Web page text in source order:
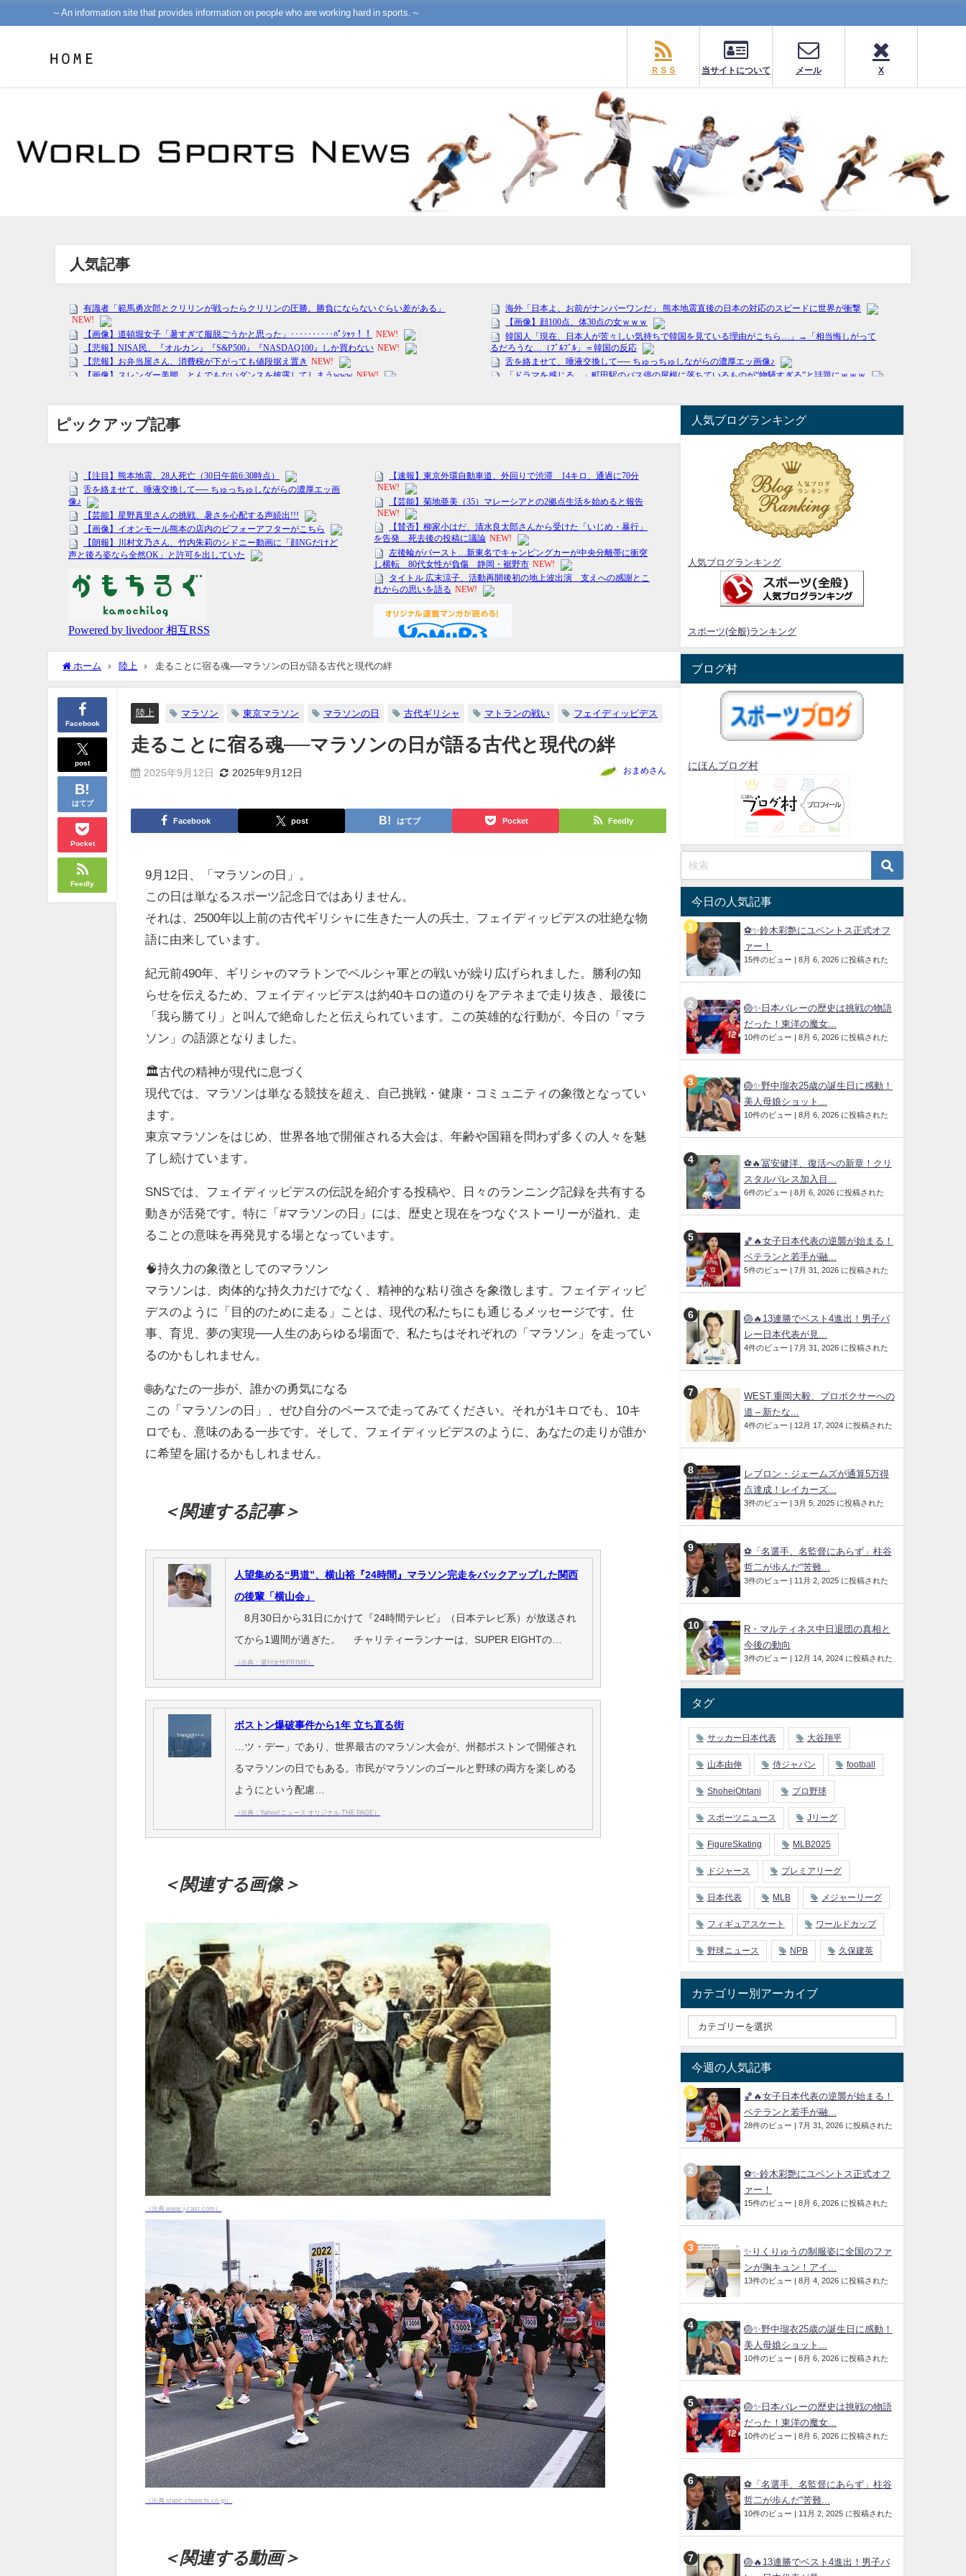
～An information site that provides information on people who are working hard in sports.～
ＲＳＳ 当サイトについて メール X
人気記事
ピックアップ記事
ホーム 陸上 走ることに宿る魂──マラソンの日が語る古代と現代の絆
Facebook
post
はてブ
Pocket
Feedly
陸上 マラソン 東京マラソン マラソンの日 古代ギリシャ マトランの戦い フェイディッピデス
走ることに宿る魂──マラソンの日が語る古代と現代の絆
2025年9月12日 2025年9月12日 おまめさん
Facebook post はてブ Pocket Feedly
9月12日、「マラソンの日」。
この日は単なるスポーツ記念日ではありません。
それは、2500年以上前の古代ギリシャに生きた一人の兵士、フェイディッピデスの壮絶な物
語に由来しています。
紀元前490年、ギリシャのマラトンでペルシャ軍との戦いが繰り広げられました。勝利の知
らせを伝えるため、フェイディッピデスは約40キロの道のりをアテネまで走り抜き、最後に
「我ら勝てり」と叫んで絶命したと伝えられています。この英雄的な行動が、今日の「マラ
ソン」の語源となりました。
🏛️古代の精神が現代に息づく
現代では、マラソンは単なる競技を超え、自己挑戦・健康・コミュニティの象徴となってい
ます。
東京マラソンをはじめ、世界各地で開催される大会は、年齢や国籍を問わず多くの人々を魅
了し続けています。
SNSでは、フェイディッピデスの伝説を紹介する投稿や、日々のランニング記録を共有する
動きが活発です。特に「#マラソンの日」には、歴史と現在をつなぐストーリーが溢れ、走
ることの意味を再発見する場となっています。
🧠持久力の象徴としてのマラソン
マラソンは、肉体的な持久力だけでなく、精神的な粘り強さを象徴します。フェイディッピ
デスのように「目的のために走る」ことは、現代の私たちにも通じるメッセージです。仕
事、育児、夢の実現──人生のあらゆる場面で、私たちはそれぞれの「マラソン」を走ってい
るのかもしれません。
🌐あなたの一歩が、誰かの勇気になる
この「マラソンの日」、ぜひ自分のペースで走ってみてください。それが1キロでも、10キ
ロでも、意味のある一歩です。そして、フェイディッピデスのように、あなたの走りが誰か
に希望を届けるかもしれません。
＜関連する記事＞
人望集める“男道”、横山裕『24時間』マラソン完走をバックアップした関西
の後輩「横山会」
8月30日から31日にかけて『24時間テレビ』（日本テレビ系）が放送され
てから1週間が過ぎた。 チャリティーランナーは、SUPER EIGHTの…
（出典：週刊女性PRIME）
ボストン爆破事件から1年 立ち直る街
…ツ・デー」であり、世界最古のマラソン大会が、州都ボストンで開催され
るマラソンの日でもある。市民がマラソンのゴールと野球の両方を楽しめる
ようにという配慮…
（出典：Yahoo!ニュース オリジナル THE PAGE）
＜関連する画像＞
（出典 www.j-cast.com）
（出典 static.chunichi.co.jp）
＜関連する動画＞
人気ブログランキング
人気ブログランキング
スポーツ(全般)ランキング
ブログ村
にほんブログ村
今日の人気記事
⚽✨鈴木彩艶にユベントス正式オフ
ァー！
15件のビュー 8月 6, 2026 に投稿された
🏐✨日本バレーの歴史は挑戦の物語
だった！東洋の魔女...
10件のビュー 8月 6, 2026 に投稿された
🏐✨野中瑠衣25歳の誕生日に感動！
美人母娘ショット...
10件のビュー 8月 6, 2026 に投稿された
⚽🔥冨安健洋、復活への新章！クリ
スタルパレス加入目...
6件のビュー 8月 6, 2026 に投稿された
🏀🔥女子日本代表の逆襲が始まる！
ベテランと若手が融...
5件のビュー 7月 31, 2026 に投稿された
🏐🔥13連勝でベスト4進出！男子バ
レー日本代表が見...
4件のビュー 7月 31, 2026 に投稿された
WEST.重岡大毅、プロボクサーへの
道 – 新たな...
4件のビュー 12月 17, 2024 に投稿された
レブロン・ジェームズが通算5万得
点達成！レイカーズ...
3件のビュー 3月 5, 2025 に投稿された
⚽「名選手、名監督にあらず」柱谷
哲二が歩んだ“苦難...
3件のビュー 11月 2, 2025 に投稿された
R・マルティネス中日退団の真相と
今後の動向
3件のビュー 12月 14, 2024 に投稿された
タグ
サッカー日本代表 大谷翔平
山本由伸 侍ジャパン football
ShoheiOhtani プロ野球
スポーツニュース Jリーグ
FigureSkating MLB2025
ドジャース プレミアリーグ
日本代表 MLB メジャーリーグ
フィギュアスケート ワールドカップ
野球ニュース NPB 久保建英
カテゴリー別アーカイブ
今週の人気記事
🏀🔥女子日本代表の逆襲が始まる！
ベテランと若手が融...
28件のビュー 7月 31, 2026 に投稿された
⚽✨鈴木彩艶にユベントス正式オフ
ァー！
15件のビュー 8月 6, 2026 に投稿された
✨りくりゅうの制服姿に全国のファ
ンが胸キュン！アイ...
13件のビュー 8月 4, 2026 に投稿された
🏐✨野中瑠衣25歳の誕生日に感動！
美人母娘ショット...
10件のビュー 8月 6, 2026 に投稿された
🏐✨日本バレーの歴史は挑戦の物語
だった！東洋の魔女...
10件のビュー 8月 6, 2026 に投稿された
⚽「名選手、名監督にあらず」柱谷
哲二が歩んだ“苦難...
10件のビュー 11月 2, 2025 に投稿された
🏐🔥13連勝でベスト4進出！男子バ